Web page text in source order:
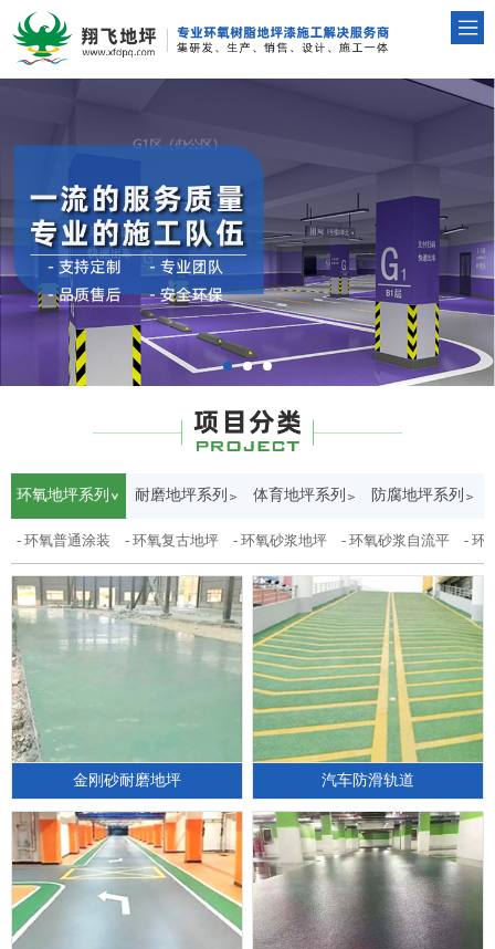
环氧地坪系列 耐磨地坪系列 体育地坪系列 防腐地坪系列
- 环氧普通涂装 - 环氧复古地坪 - 环氧砂浆地坪 - 环氧砂浆自流平 - 环
金刚砂耐磨地坪 汽车防滑轨道